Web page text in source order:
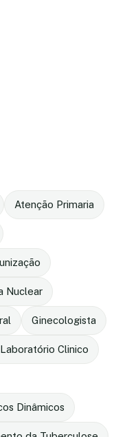
Atenção Primaria
Nuclear
Ginecologista
Clinico
Dinâmicos